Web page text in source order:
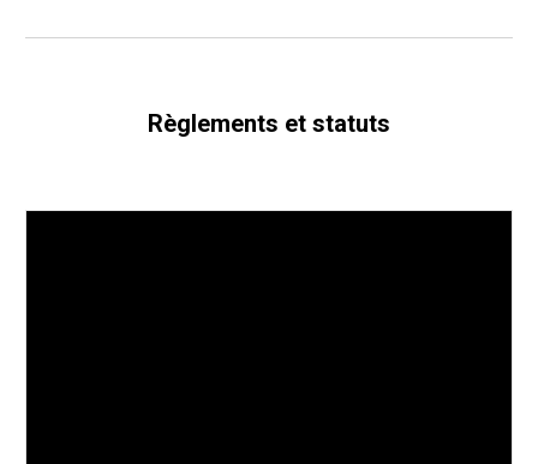
Règlements et statuts